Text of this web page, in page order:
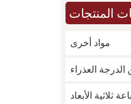
المنتجات
مواد أخرى
الدرجة العذراء